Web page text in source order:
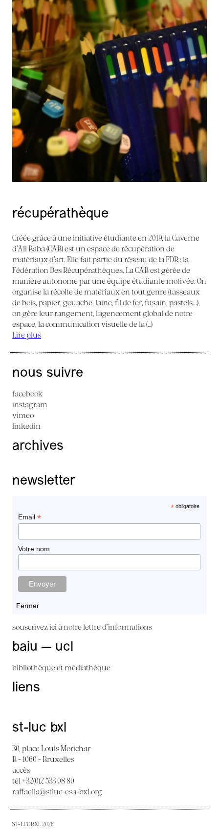
récupérathèque
Créée grâce à une initiative étudiante en 2019, la Caverne
d’Ali Baba (CAB) est un espace de récupération de
matériaux d’art. Elle fait partie du réseau de la FDR : la
Fédération Des Récupérathèques. La CAB est gérée de
manière autonome par une équipe étudiante motivée. On
organise la récolte de matériaux en tout genre (tasseaux
de bois, papier, gouache, laine, fil de fer, fusain, pastels...),
on gère leur rangement, l’agencement global de notre
espace, la communication visuelle de la (…)
Lire plus
nous suivre
facebook
instagram
vimeo
linkedin
archives
newsletter
*obligatoire
Email *
Votre nom
Fermer
souscrivez ici à notre lettre d'informations
baiu — ucl
bibliothèque et médiathèque
liens
st-luc bxl
30, place Louis Morichar
B - 1060 - Bruxelles
accès
tél +32(0)2 533 08 80
raffaella@stluc-esa-bxl.org
ST-LUC BXL 2026